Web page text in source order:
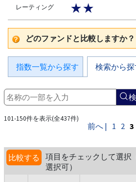
レーティング ★★
どのファンドと比較しますか？
指数一覧から探す 検索から探
101-150件を表示(全437件)
前へ | 1 2 3
比較する
項目をチェックして選択
選択可）